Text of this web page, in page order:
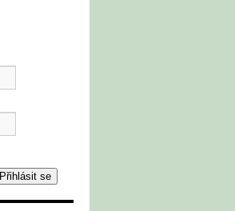
Přihlásit se